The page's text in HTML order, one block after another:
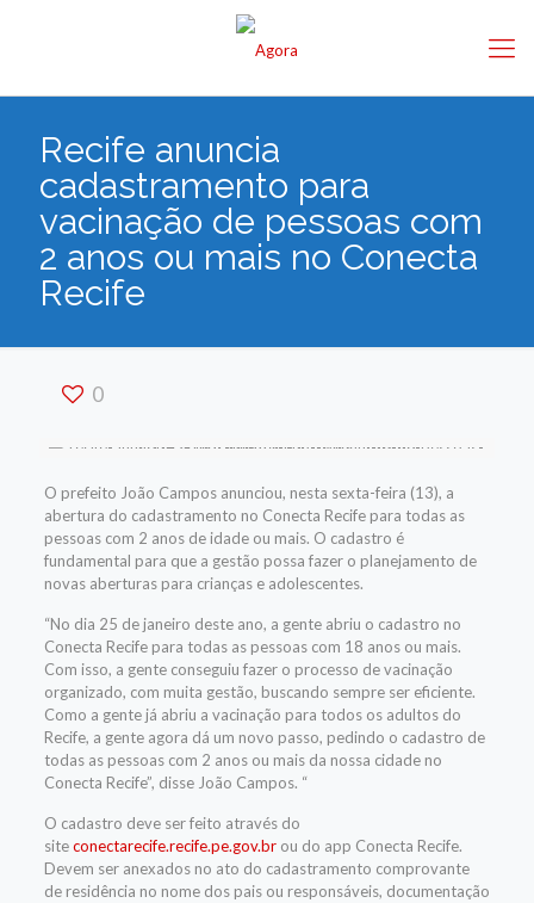
Recife anuncia
cadastramento para
vacinação de pessoas com
2 anos ou mais no Conecta
Recife
0
O prefeito João Campos anunciou, nesta sexta-feira (13), a
abertura do cadastramento no Conecta Recife para todas as
pessoas com 2 anos de idade ou mais. O cadastro é
fundamental para que a gestão possa fazer o planejamento de
novas aberturas para crianças e adolescentes.
“No dia 25 de janeiro deste ano, a gente abriu o cadastro no
Conecta Recife para todas as pessoas com 18 anos ou mais.
Com isso, a gente conseguiu fazer o processo de vacinação
organizado, com muita gestão, buscando sempre ser eficiente.
Como a gente já abriu a vacinação para todos os adultos do
Recife, a gente agora dá um novo passo, pedindo o cadastro de
todas as pessoas com 2 anos ou mais da nossa cidade no
Conecta Recife”, disse João Campos. “
O cadastro deve ser feito através do
siteconectarecife.recife.pe.gov.brou do app Conecta Recife.
Devem ser anexados no ato do cadastramento comprovante
de residência no nome dos pais ou responsáveis, documentação